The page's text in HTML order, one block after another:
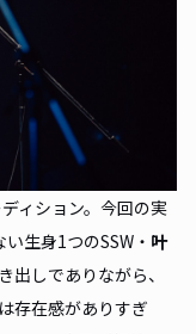
ィション。今回の実
生身1つのSSW・ 叶
出しでありながら、
存在感がありすぎ